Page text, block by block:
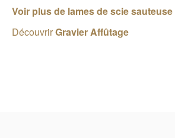
Voir plus de lames de scie sauteuse
DécouvrirGravier Affûtage